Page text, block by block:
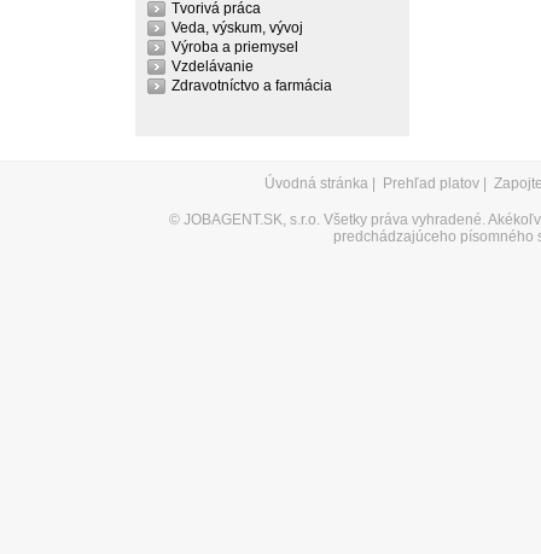
Tvorivá práca
Veda, výskum, vývoj
Výroba a priemysel
Vzdelávanie
Zdravotníctvo a farmácia
Úvodná stránka Prehľad platov
© JOBAGENT.SK, s.r.o. Všetky práva vyhradené.
predchádzajúceho písomného